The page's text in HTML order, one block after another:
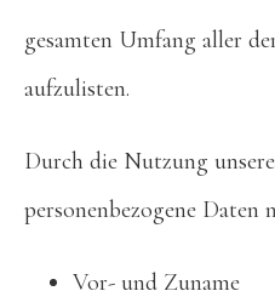
gesamten Umfang aller
aufzulisten.
Durch die Nutzung
personenbezogene Daten
Vor- und Zuname